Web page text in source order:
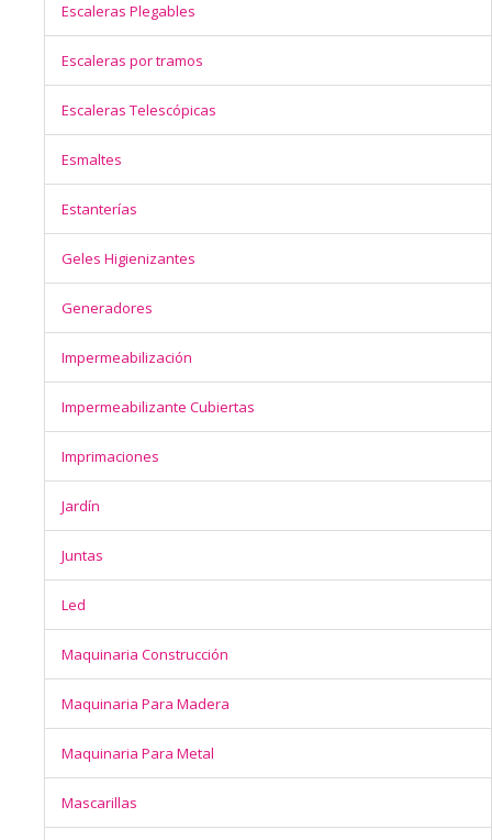
Escaleras Plegables
Escaleras por tramos
Escaleras Telescópicas
Esmaltes
Estanterías
Geles Higienizantes
Generadores
Impermeabilización
Impermeabilizante Cubiertas
Imprimaciones
Jardín
Juntas
Led
Maquinaria Construcción
Maquinaria Para Madera
Maquinaria Para Metal
Mascarillas